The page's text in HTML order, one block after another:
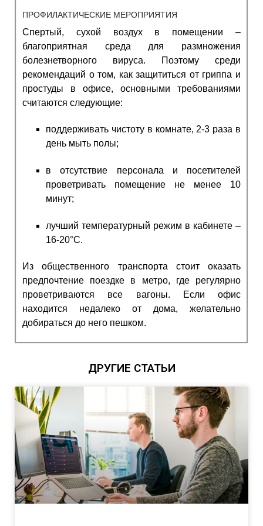
ПРОФИЛАКТИЧЕСКИЕ МЕРОПРИЯТИЯ
Спертый, сухой воздух в помещении –
благоприятная среда для размножения
болезнетворного вируса. Поэтому среди
рекомендаций о том, как защититься от гриппа и
простуды в офисе, основными требованиями
считаются следующие:
поддерживать чистоту в комнате, 2-3 раза в
день мыть полы;
в отсутствие персонала и посетителей
проветривать помещение не менее 10
минут;
лучший температурный режим в кабинете –
16-20°C.
Из общественного транспорта стоит оказать
предпочтение поездке в метро, где регулярно
проветриваются все вагоны. Если офис
находится недалеко от дома, желательно
добираться до него пешком.
ДРУГИЕ СТАТЬИ